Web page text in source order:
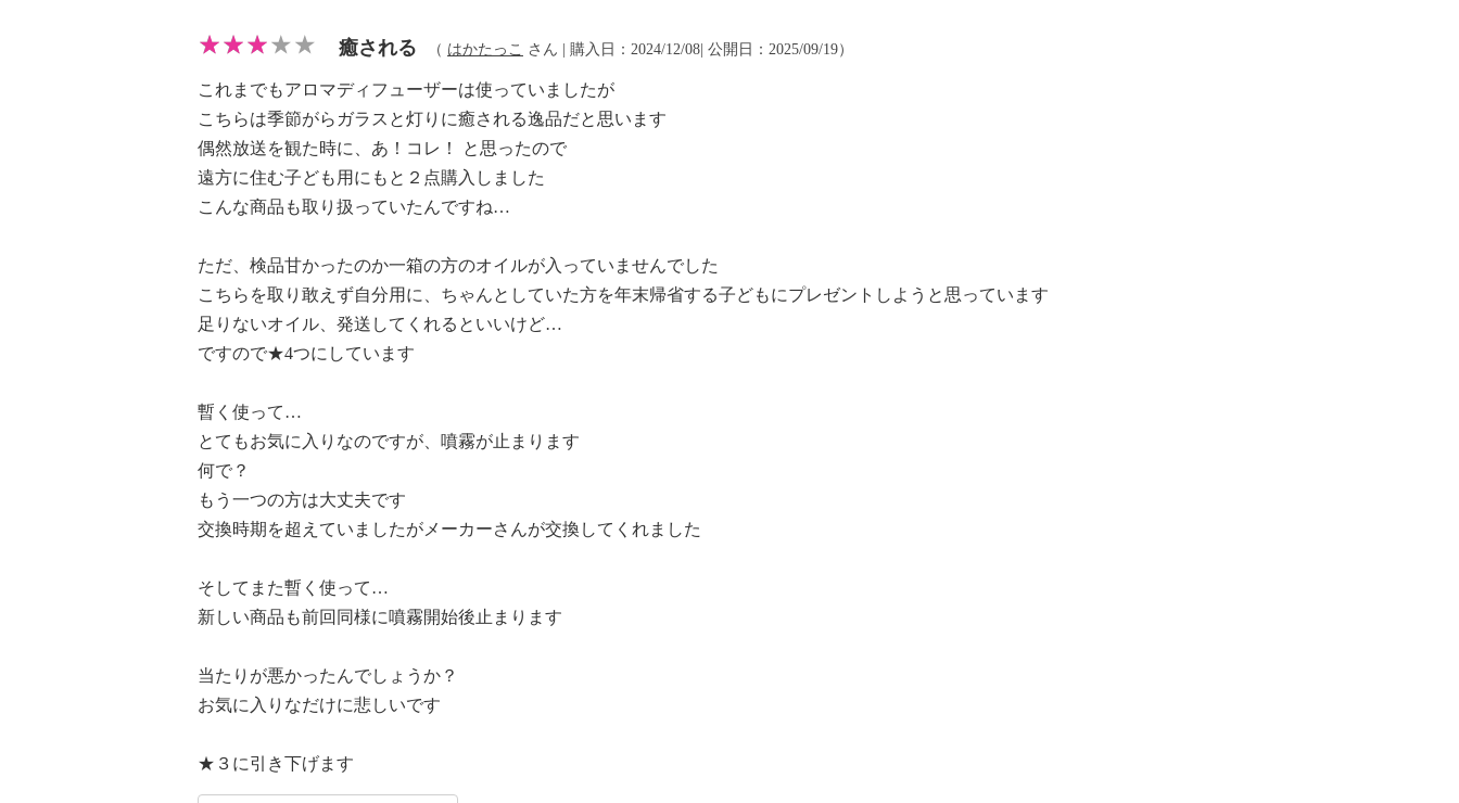
癒される （ はかたっこ さん | 購入日：2024/12/08| 公開日：2025/09/19）
これまでもアロマディフューザーは使っていましたが
こちらは季節がらガラスと灯りに癒される逸品だと思います
偶然放送を観た時に、あ！コレ！ と思ったので
遠方に住む子ども用にもと２点購入しました
こんな商品も取り扱っていたんですね…
ただ、検品甘かったのか一箱の方のオイルが入っていませんでした
こちらを取り敢えず自分用に、ちゃんとしていた方を年末帰省する子どもにプレゼントしようと思っています
足りないオイル、発送してくれるといいけど…
ですので★4つにしています
暫く使って…
とてもお気に入りなのですが、噴霧が止まります
何で？
もう一つの方は大丈夫です
交換時期を超えていましたがメーカーさんが交換してくれました
そしてまた暫く使って…
新しい商品も前回同様に噴霧開始後止まります
当たりが悪かったんでしょうか？
お気に入りなだけに悲しいです
★３に引き下げます